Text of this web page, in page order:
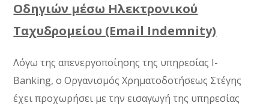
Οδηγιών μέσω Ηλεκτρονικού
Ταχυδρομείου (Email Indemnity)
Λόγω της απενεργοποίησης της υπηρεσίας I-
Banking, ο Οργανισμός Χρηματοδοτήσεως Στέγης
έχει προχωρήσει με την εισαγωγή της υπηρεσίας